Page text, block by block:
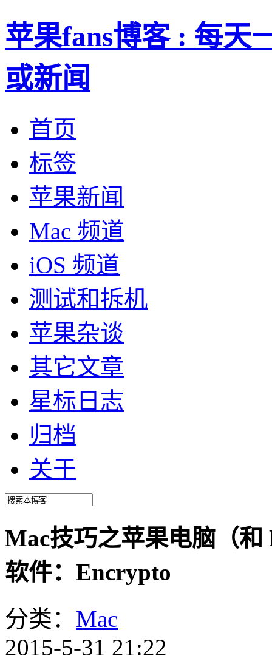
苹果fans博客 : 每天
或新闻
首页
标签
苹果新闻
Mac 频道
iOS 频道
测试和拆机
苹果杂谈
其它文章
星标日志
归档
关于
Mac技巧之苹果电脑（
软件：Encrypto
分类： Mac
2015-5-31 21:22